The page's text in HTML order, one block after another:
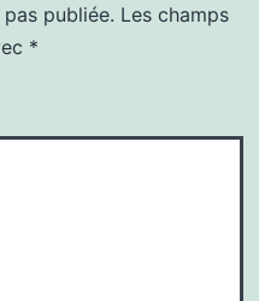
publiée. Les champs
*